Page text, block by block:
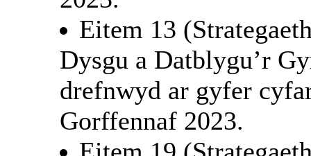
Eitem 13
Dysgu a Datblygu’r
drefnwyd ar gyfer
Gorffennaf 2023.